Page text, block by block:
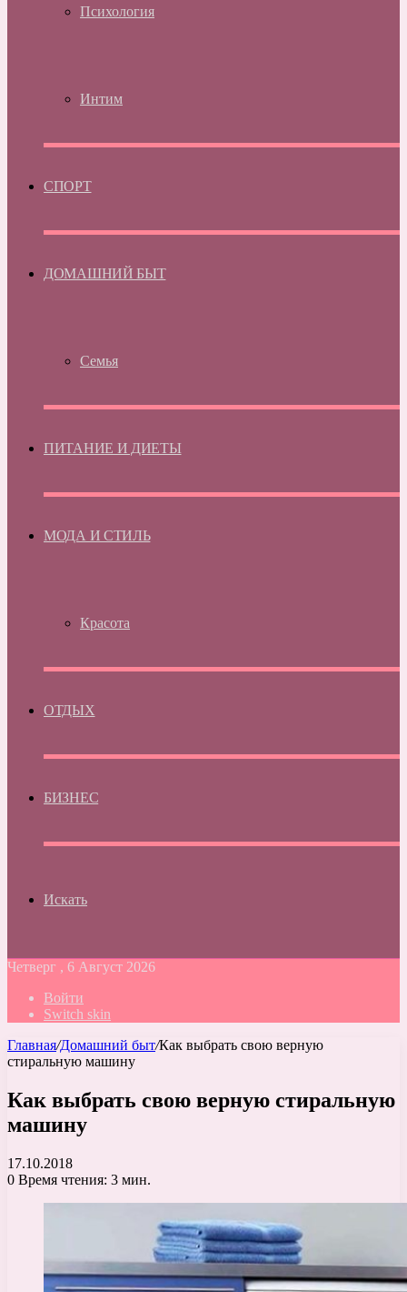
Психология
Интим
СПОРТ
ДОМАШНИЙ БЫТ
Семья
ПИТАНИЕ И ДИЕТЫ
МОДА И СТИЛЬ
Красота
ОТДЫХ
БИЗНЕС
Искать
Четверг , 6 Август 2026
Войти
Switch skin
Главная/Домашний быт/Как выбрать свою верную
стиральную машину
Как выбрать свою верную стиральную
машину
17.10.2018
0 Время чтения: 3 мин.